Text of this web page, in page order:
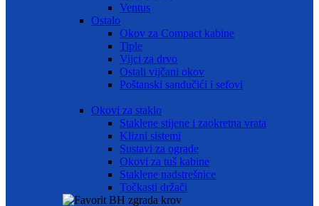
Ventus
Ostalo
Okov za Compact kabine
Tiple
Vijci za drvo
Ostali vijčani okov
Poštanski sandučići i sefovi
Okovi za staklo
Staklene stijene i zaokretna vrata
Klizni sistemi
Sustavi za ograde
Okovi za tuš kabine
Staklene nadstrešnice
Točkasti držači